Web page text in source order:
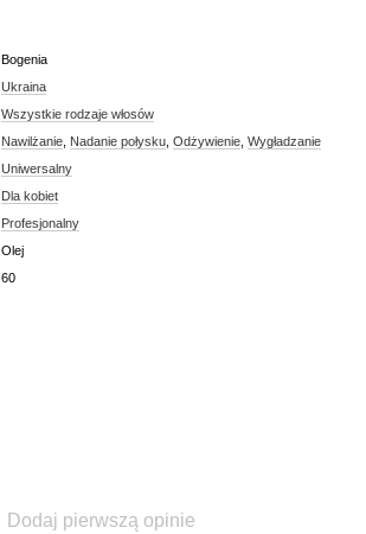
Bogenia
Ukraina
Wszystkie rodzaje włosów
Nawilżanie Nadanie połysku Odżywienie Wygładzanie
Uniwersalny
Dla kobiet
Profesjonalny
Olej
60
Dodaj pierwszą opinie